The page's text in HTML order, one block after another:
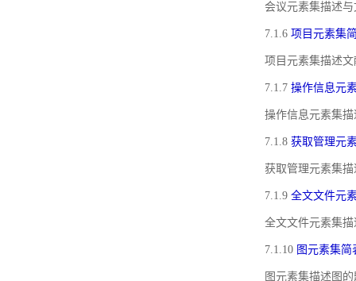
会议元素集描述
7.1.6 项目元素集
项目元素集描述
7.1.7 操作信息元
操作信息元素集
7.1.8 获取管理元
获取管理元素集
7.1.9 全文文件元
全文文件元素集
7.1.10 图元素集简
图元素集描述图